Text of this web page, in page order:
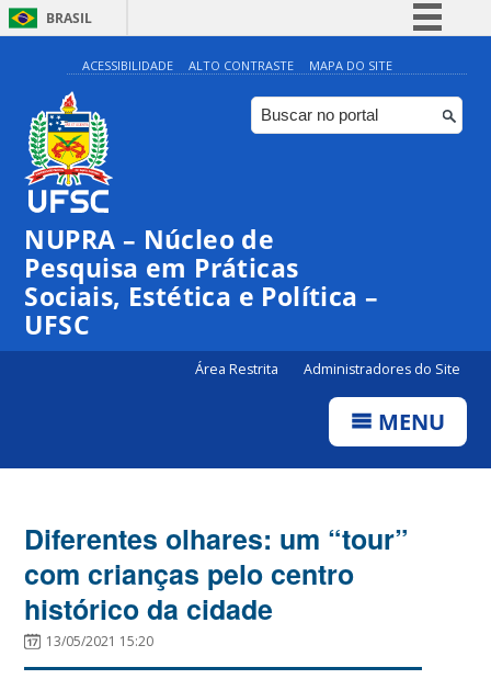
BRASIL
Simplifique!
Comunica BR
Participe
ACESSIBILIDADE ALTO CONTRASTE MAPA DO SITE
NUPRA – Núcleo de
Pesquisa em Práticas
Sociais, Estética e Política –
UFSC
Área Restrita Administradores do Site
MENU
Diferentes olhares: um “tour”
com crianças pelo centro
histórico da cidade
13/05/2021 15:20